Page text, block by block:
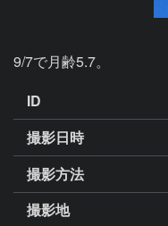
9/7で月齢5.7。
ID
撮影日時
撮影方法
撮影地